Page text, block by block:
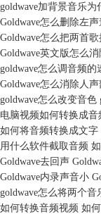
goldwave加背景音乐
Goldwave怎么删除左
Goldwave怎么把两首
Goldwave英文版怎么
goldwave怎么调音频的
Goldwave怎么消除人
goldwave怎么改变音色
电脑视频如何转换成
如何将音频转换成文
用什么软件截取音频
Goldwave去回声
Goldwave内录声音小
goldwave怎么将两个
如何转换音频视频 如